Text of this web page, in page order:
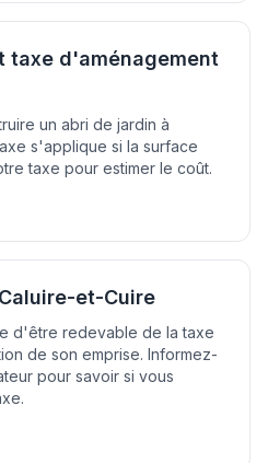
taxe d'aménagement
un abri de jardin à
s'applique si la surface
taxe pour estimer le coût.
et-Cuire
d'être redevable de la taxe
de son emprise. Informez-
pour savoir si vous